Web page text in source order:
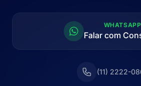
WHATSAPP
Falar com
(11) 2222-